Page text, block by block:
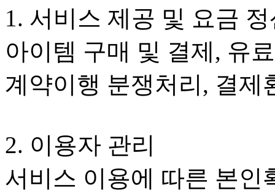
1. 서비스 제공 및 요금
아이템 구매 및 결제, 유
계약이행 분쟁처리, 결제
2. 이용자 관리
서비스 이용에 따른 본인